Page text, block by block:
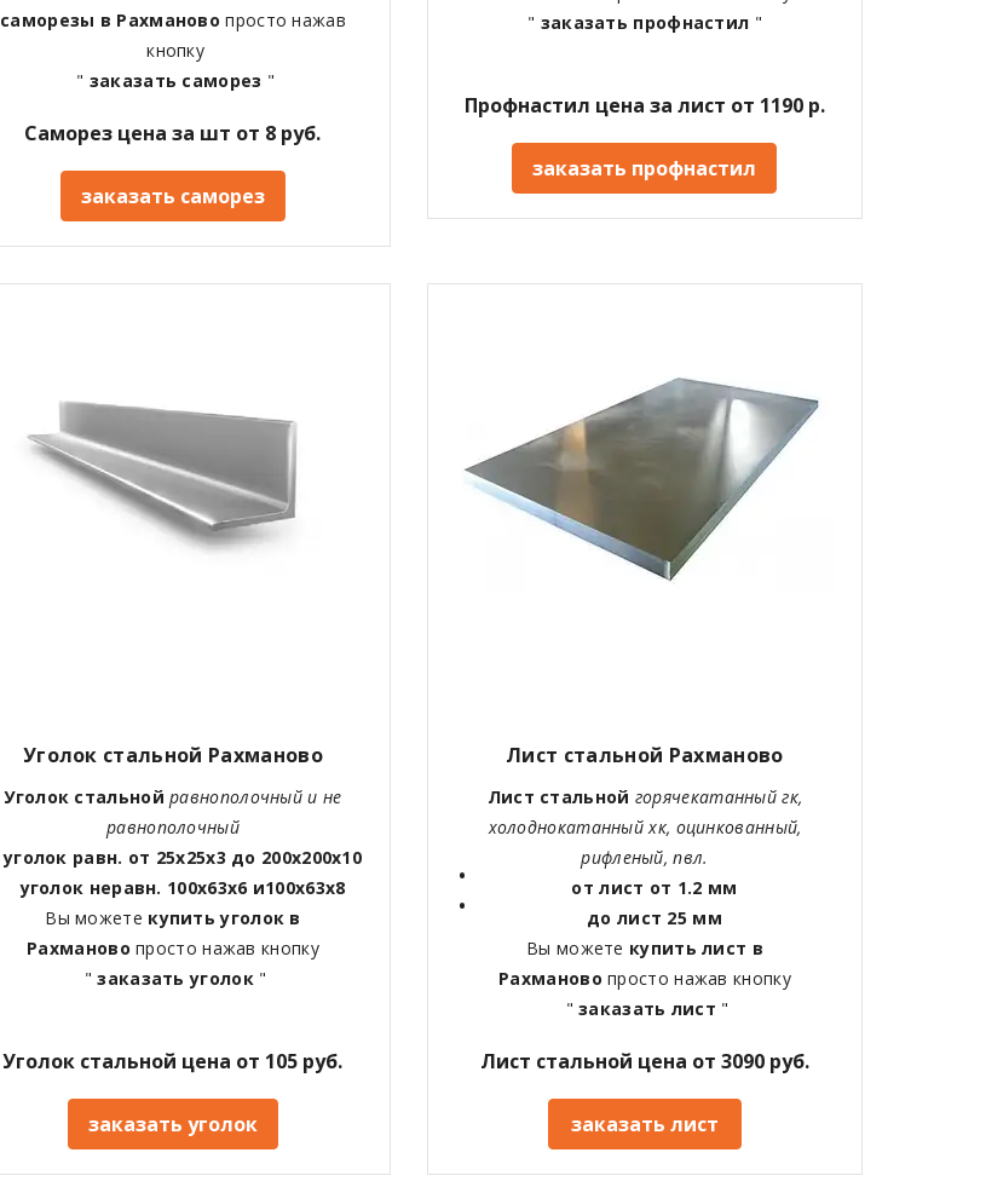
саморезы в Рахмановопросто нажав
кнопку
" заказать саморез "
Саморез цена за шт от 8 руб.
заказать саморез
" заказать профнастил "
Профнастил цена за лист от 1190 р.
заказать профнастил
Уголок стальной Рахманово
Уголок стальной равнополочный и не
равнополочный
уголок равн. от 25х25х3 до 200х200х10
уголок неравн. 100х63х6 и100х63х8
Вы можете купить уголок в
Рахмановопросто нажав кнопку
" заказать уголок"
Уголок стальной цена от 105 руб.
заказать уголок
Лист стальной Рахманово
Лист стальной горячекатанный гк,
холоднокатанный хк, оцинкованный,
рифленый, пвл.
от лист от 1.2 мм
до лист 25 мм
Вы можете купить лист в
Рахмановопросто нажав кнопку
"заказать лист "
Лист стальной цена от 3090 руб.
заказать лист